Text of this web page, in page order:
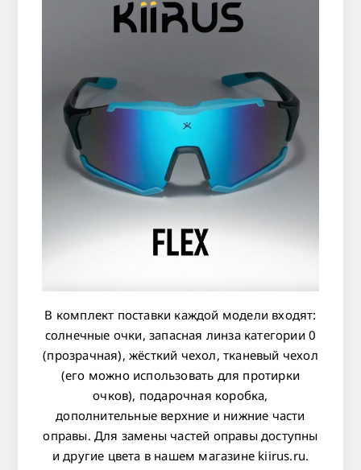
В комплект поставки каждой модели входят:
солнечные очки, запасная линза категории 0
(прозрачная), жёсткий чехол, тканевый чехол
(его можно использовать для протирки
очков), подарочная коробка,
дополнительные верхние и нижние части
оправы. Для замены частей оправы доступны
и другие цвета в нашем магазине kiirus.ru.